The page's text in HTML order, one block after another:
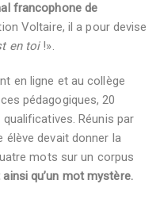
francophone de
Voltaire, il a pour devise
en toi!».
en ligne et au collège
pédagogiques, 20
Réunis par
élève devait donner la
mots sur un corpus
qu’un mot mystère.